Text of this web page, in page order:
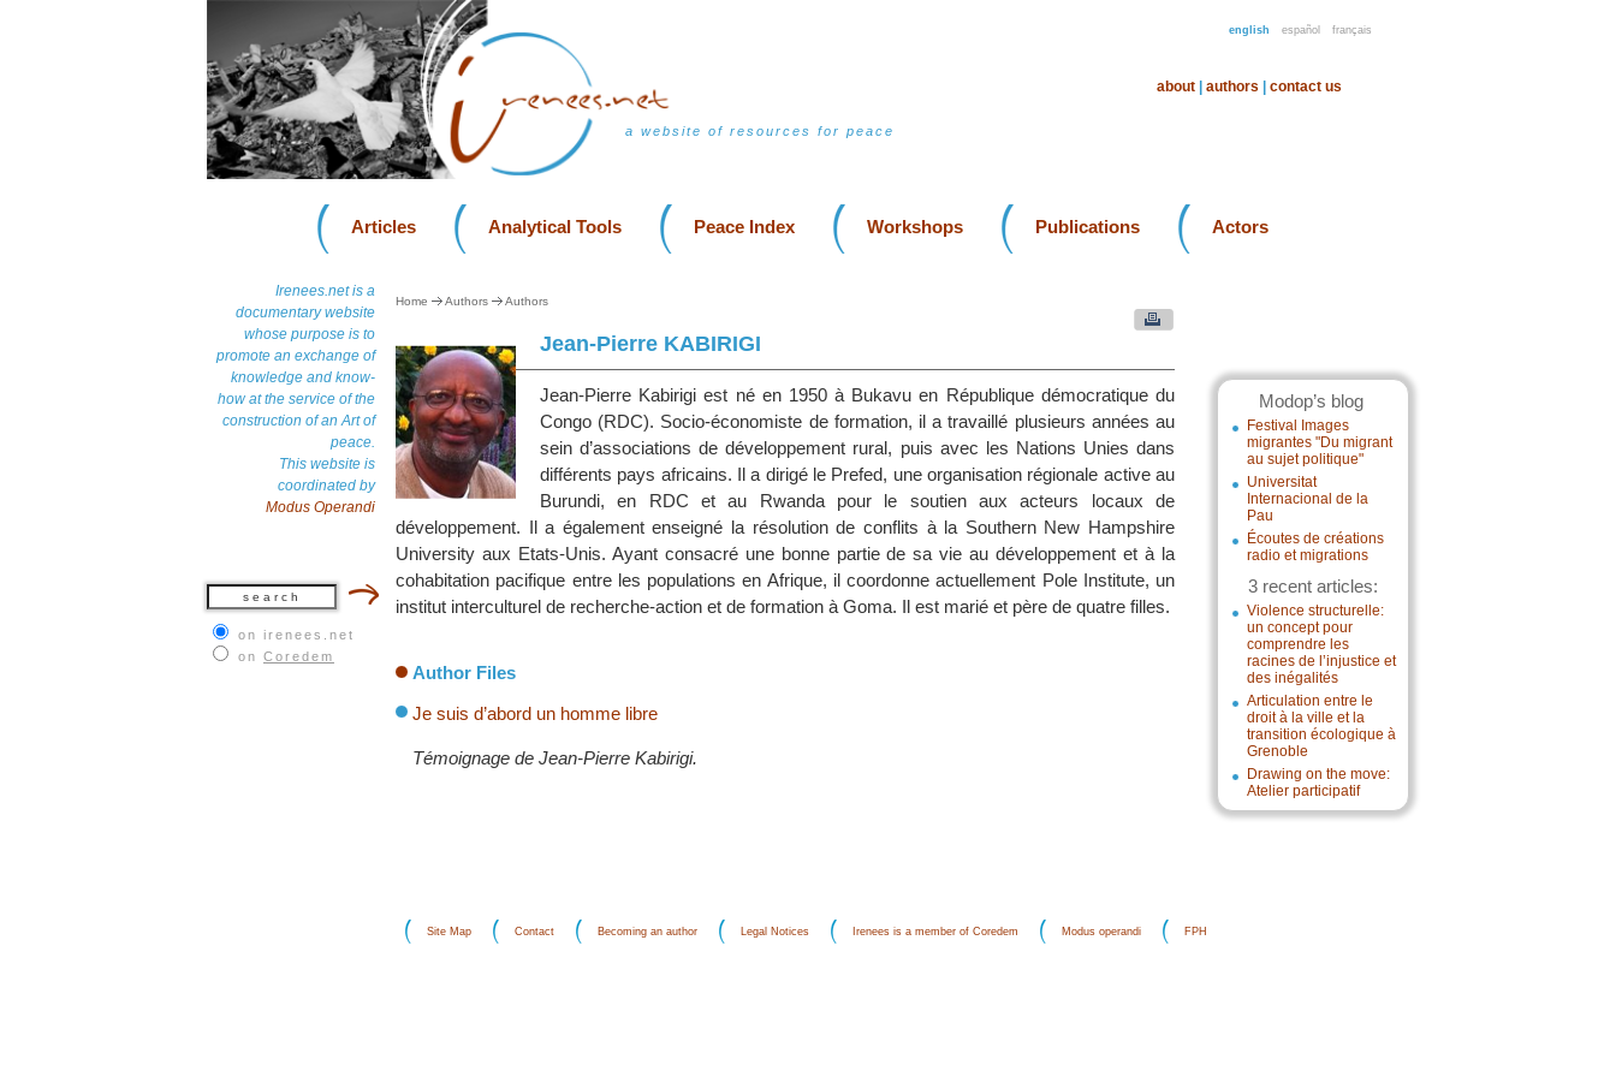
english español français
a website of resources for peace
about authors contact us
Articles Analytical Tools Peace Index Workshops Publications Actors
Irenees.net is a
documentary website
whose purpose is to
promote an exchange of
knowledge and know-
how at the service of the
construction of an Art of
peace.
This website is
coordinated by
Modus Operandi
on irenees.net
on Coredem
Modop’s blog
Festival Images
migrantes "Du migrant
au sujet politique"
Universitat
Internacional de la
Pau
Écoutes de créations
radio et migrations
3 recent articles:
Violence structurelle:
un concept pour
comprendre les
racines de l’injustice et
des inégalités
Articulation entre le
droit à la ville et la
transition écologique à
Grenoble
Drawing on the move:
Atelier participatif
Home Authors Authors
Jean-Pierre KABIRIGI
Jean-Pierre Kabirigi est né en 1950 à Bukavu en République démocratique du
Congo (RDC). Socio-économiste de formation, il a travaillé plusieurs années au
sein d’associations de développement rural, puis avec les Nations Unies dans
différents pays africains. Il a dirigé le Prefed, une organisation régionale active au
Burundi, en RDC et au Rwanda pour le soutien aux acteurs locaux de
développement. Il a également enseigné la résolution de conflits à la Southern New Hampshire
University aux Etats-Unis. Ayant consacré une bonne partie de sa vie au développement et à la
cohabitation pacifique entre les populations en Afrique, il coordonne actuellement Pole Institute, un
institut interculturel de recherche-action et de formation à Goma. Il est marié et père de quatre filles.
Author Files
Je suis d’abord un homme libre
Témoignage de Jean-Pierre Kabirigi.
Site Map Contact Becoming an author Legal Notices Irenees is a member of Coredem Modus operandi FPH